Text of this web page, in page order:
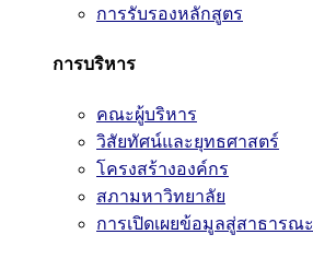
การรับรองหลักสูตร
การบริหาร
คณะผู้บริหาร
วิสัยทัศน์และยุทธศาสตร์
โครงสร้างองค์กร
สภามหาวิทยาลัย
การเปิดเผยข้อมูลสู่สาธารณะ